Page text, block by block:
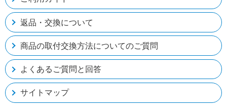
返品・交換について
商品の取付交換方法についてのご質問
よくあるご質問と回答
サイトマップ